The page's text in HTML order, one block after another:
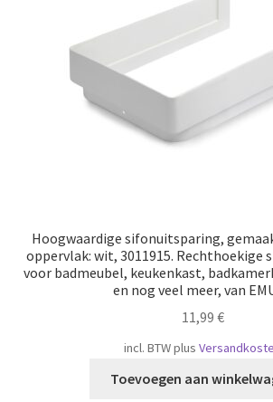
Hoogwaardige sifonuitsparing,
oppervlak: wit, 3011915. Rechthoekige
voor badmeubel, keukenkast,
en nog veel meer, van
11,99 €
incl. BTWplus
Toevoegen aan